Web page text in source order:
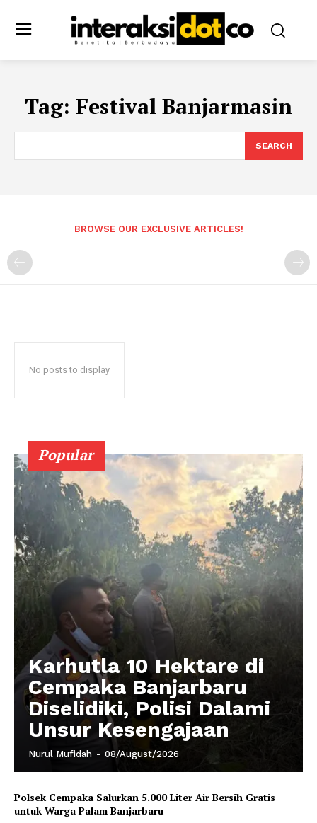
Tag: Festival Banjarmasin
SEARCH
BROWSE OUR EXCLUSIVE ARTICLES!
No posts to display
Popular
Karhutla 10 Hektare di
Cempaka Banjarbaru
Diselidiki, Polisi Dalami
Unsur Kesengajaan
Nurul Mufidah - 08/August/2026
Polsek Cempaka Salurkan 5.000 Liter Air Bersih Gratis
untuk Warga Palam Banjarbaru